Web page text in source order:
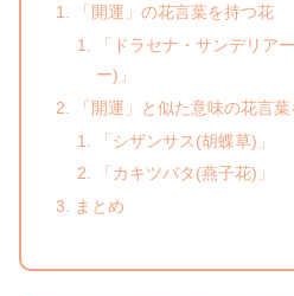
「開運」の花言葉を持つ花
「ドラセナ・サンデリア
ー)」
「開運」と似た意味の花言
「シザンサス(胡蝶草)」
「カキツバタ(燕子花)」
まとめ